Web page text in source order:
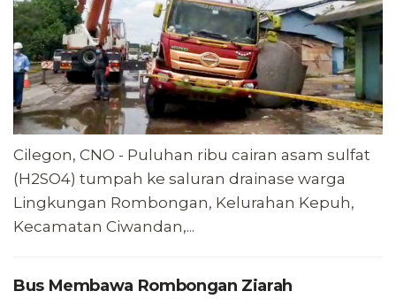
Cilegon, CNO - Puluhan ribu cairan asam sulfat
(H2SO4) tumpah ke saluran drainase warga
Lingkungan Rombongan, Kelurahan Kepuh,
Kecamatan Ciwandan,...
Bus Membawa Rombongan Ziarah